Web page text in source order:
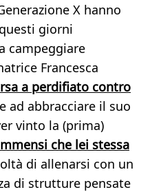
X hanno
giorni
campeggiare
Francesca
a perdifiato contro
ad abbracciare il suo
vinto la (prima)
che lei stessa
di allenarsi con un
di strutture pensate